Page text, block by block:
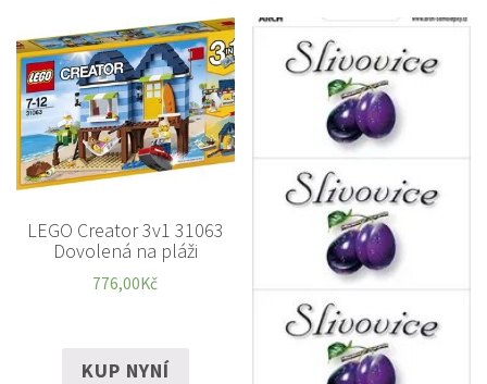
LEGO Creator 3v1 31063
Dovolená na pláži
776,00Kč
KUP NYNÍ